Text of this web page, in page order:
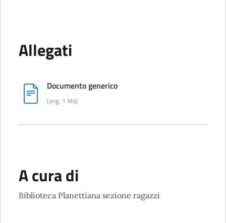
Allegati
Documento generico
(png, 1 Mb)
A cura di
Biblioteca Planettiana sezione ragazzi